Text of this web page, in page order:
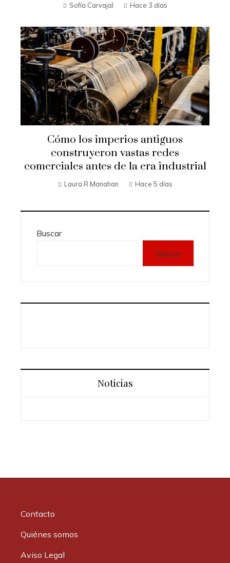
Sofía Carvajal Hace 3 días
Cómo los imperios antiguos
construyeron vastas redes
comerciales antes de la era industrial
Laura R Manahan Hace 5 días
Buscar
Buscar
Noticias
Contacto
Quiénes somos
Aviso Legal